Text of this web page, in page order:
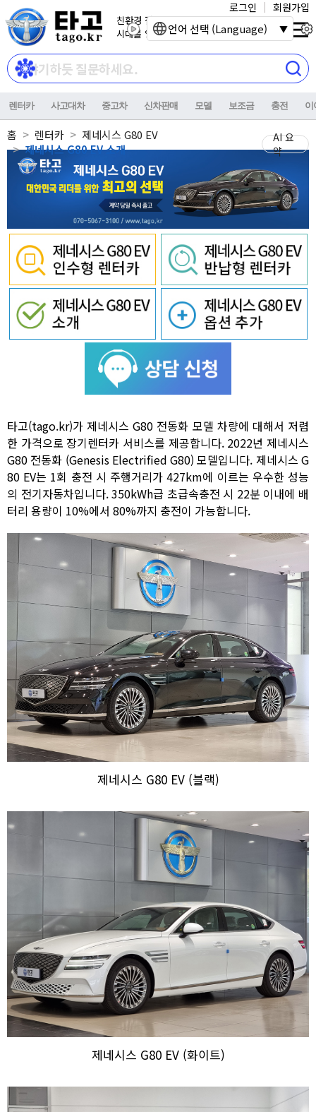
친환경 전기자동차
시대를 열어갑니다.
로그인 회원가입
렌터카 사고대차 중고차 신차판매 모델 보조금 충전 이
홈 렌터카
제네시스 G80 EV
제네시스 G80 EV 소개
AI 요
약
타고(tago.kr)가 제네시스 G80 전동화 모델 차량에 대해서 저렴
한 가격으로 장기렌터카 서비스를 제공합니다. 2022년 제네시스
G80 전동화 (Genesis Electrified G80) 모델입니다. 제네시스 G
80 EV는 1회 충전 시 주행거리가 427km에 이르는 우수한 성능
의 전기자동차입니다. 350kWh급 초급속충전 시 22분 이내에 배
터리 용량이 10%에서 80%까지 충전이 가능합니다.
제네시스 G80 EV (블랙)
제네시스 G80 EV (화이트)
언어 선택 (Language)